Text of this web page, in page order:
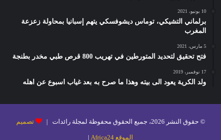
10 يونيو، 2021
برلماني التشيكي، توماس ديشوفسكي يتهم إسبانيا بمحاولة زعزعة
المغرب
5 مارس، 2021
فتح تحقيق لتحديد المتورطين في تهريب 800 قرص طبي مخدر بطنجة
17 نوفمبر، 2019
ولد الكرية يعود الى بيته وهذا ما صرح به بعد غياب اسبوع عن اهله
© حقوق النشر 2026، جميع الحقوق محفوظة لمجلة رائدات | تصميم
الموقع Africa24 |